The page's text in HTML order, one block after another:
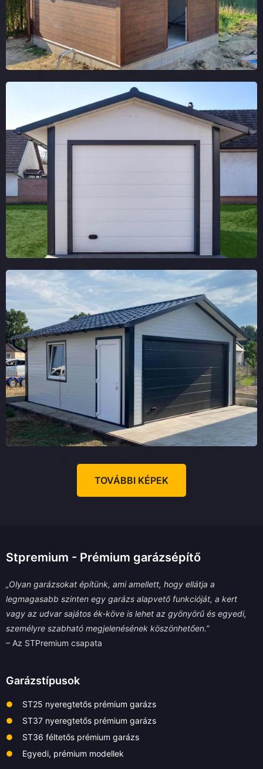
TOVÁBBI KÉPEK
Stpremium - Prémium garázsépítő
„Olyan garázsokat építünk, ami amellett, hogy ellátja a
legmagasabb szinten egy garázs alapvető funkcióját, a kert
vagy az udvar sajátos ék-köve is lehet az gyönyörű és egyedi,
személyre szabható megjelenésének köszönhetően.”
– Az STPremium csapata
Garázstípusok
ST25 nyeregtetős prémium garázs
ST37 nyeregtetős prémium garázs
ST36 féltetős prémium garázs
Egyedi, prémium modellek